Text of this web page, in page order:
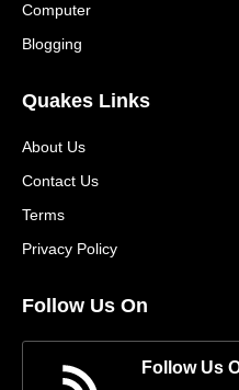
Computer
Blogging
Quakes Links
About Us
Contact Us
Terms
Privacy Policy
Follow Us On
Follow Us